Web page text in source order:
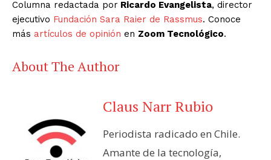
Columna redactada por Ricardo Evangelista, director
ejecutivo Fundación Sara Raier de Rassmus. Conoce
más artículos de opinión en Zoom Tecnológico.
About The Author
Claus Narr Rubio
Periodista radicado en Chile.
Amante de la tecnología,